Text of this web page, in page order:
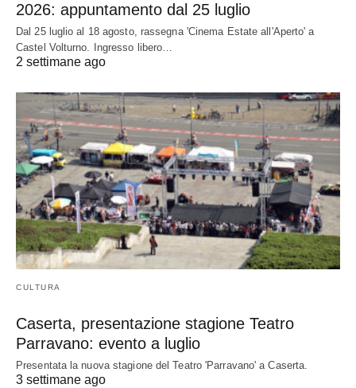
2026: appuntamento dal 25 luglio
Dal 25 luglio al 18 agosto, rassegna 'Cinema Estate all'Aperto' a
Castel Volturno. Ingresso libero…
2 settimane ago
CULTURA
Caserta, presentazione stagione Teatro
Parravano: evento a luglio
Presentata la nuova stagione del Teatro 'Parravano' a Caserta.
3 settimane ago